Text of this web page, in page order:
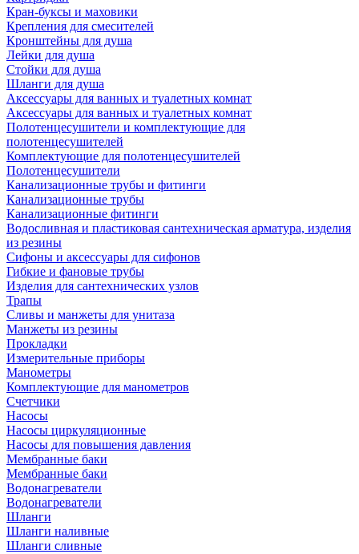
Кран-буксы и маховики
Крепления для смесителей
Кронштейны для душа
Лейки для душа
Стойки для душа
Шланги для душа
Аксессуары для ванных и туалетных комнат
Аксессуары для ванных и туалетных комнат
Полотенцесушители и комплектующие для
полотенцесушителей
Комплектующие для полотенцесушителей
Полотенцесушители
Канализационные трубы и фитинги
Канализационные трубы
Канализационные фитинги
Водосливная и пластиковая сантехническая арматура, изделия
из резины
Сифоны и аксессуары для сифонов
Гибкие и фановые трубы
Изделия для сантехнических узлов
Трапы
Сливы и манжеты для унитаза
Манжеты из резины
Прокладки
Измерительные приборы
Манометры
Комплектующие для манометров
Счетчики
Насосы
Насосы циркуляционные
Насосы для повышения давления
Мембранные баки
Мембранные баки
Водонагреватели
Водонагреватели
Шланги
Шланги наливные
Шланги сливные